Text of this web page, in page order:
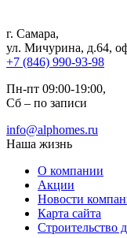
г. Самара,
ул. Мичурина, д.64,
+7 (846) 990-93-98
Пн-пт 09:00-19:00,
Сб – по записи
info@alphomes.ru
Наша жизнь
О компании
Акции
Новости
Карта сайта
Строительство